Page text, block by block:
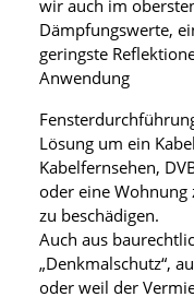
wir auch im
Dämpfungswerte,
geringste
Anwendung
Lösung um ein
Kabelfernsehen,
oder eine Wohnung
zu beschädigen.
Auch aus
„Denkmalschutz“,
oder weil der